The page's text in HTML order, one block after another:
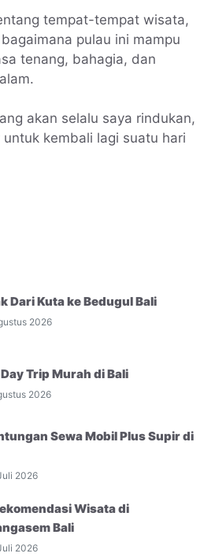
tempat-tempat wisata,
pulau ini mampu
tenang, bahagia, dan
akan selalu saya rindukan,
kembali lagi suatu hari
Dari Kuta ke Bedugul Bali
2026
Trip Murah di Bali
2026
Sewa Mobil Plus Supir di
2026
Wisata di
Bali
2026